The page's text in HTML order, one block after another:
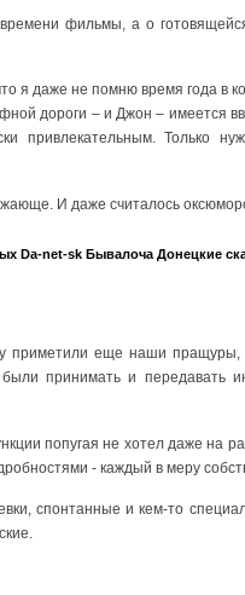
фильмы, а о
я даже не помню время года в
дороги – и Джон – имеется
привлекательным. Только
И даже считалось
Da-net-sk Бывалоча Донецкие
приметили еще наши пращуры,
принимать и передавать
попугая не хотел даже на
- каждый в меру
спонтанные и кем-то